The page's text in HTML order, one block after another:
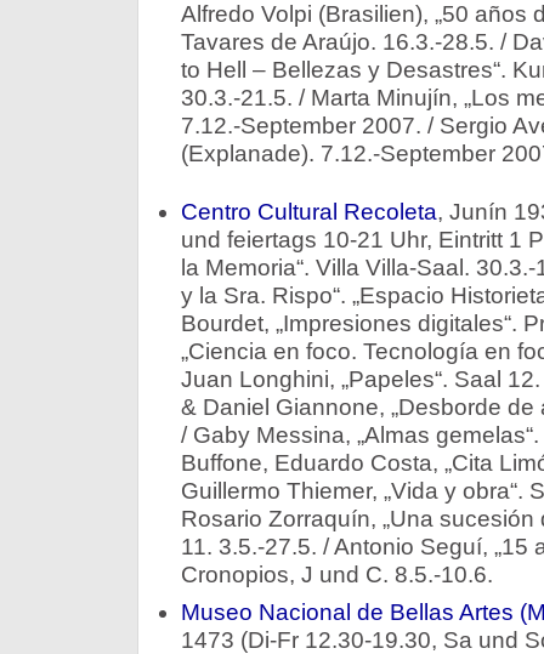
Alfredo Volpi (Brasilien), „50 años
Tavares de Araújo. 16.3.-28.5. /
to Hell – Bellezas y Desastres“.
30.3.-21.5. / Marta Minujín, „Los
7.12.-September 2007. / Sergio
(Explanade). 7.12.-September
Centro Cultural Recoleta, Junín
und feiertags 10-21 Uhr, Eintritt 1
la Memoria“. Villa Villa-Saal.
y la Sra. Rispo“. „Espacio
Bourdet, „Impresiones digitales“.
„Ciencia en foco. Tecnología en
Juan Longhini, „Papeles“. Saal
& Daniel Giannone, „Desborde de
/ Gaby Messina, „Almas
Buffone, Eduardo Costa, „Cita
Guillermo Thiemer, „Vida y obra“.
Rosario Zorraquín, „Una sucesión
11. 3.5.-27.5. / Antonio Seguí, „15
Cronopios, J und C. 8.5.-10.6.
Museo Nacional de Bellas Artes
1473 (Di-Fr 12.30-19.30, Sa und